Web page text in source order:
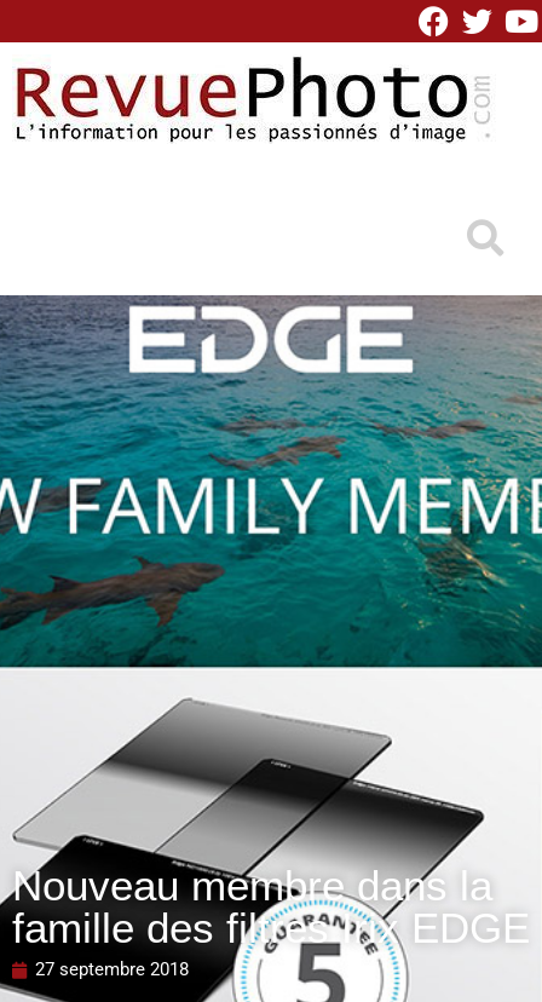
Nouveau membre dans la
famille des filtres Irix EDGE
27 septembre 2018